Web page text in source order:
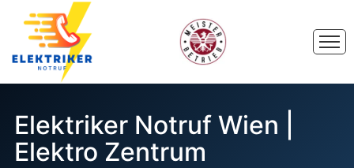
Elektriker Notruf Wien |
Elektro Zentrum